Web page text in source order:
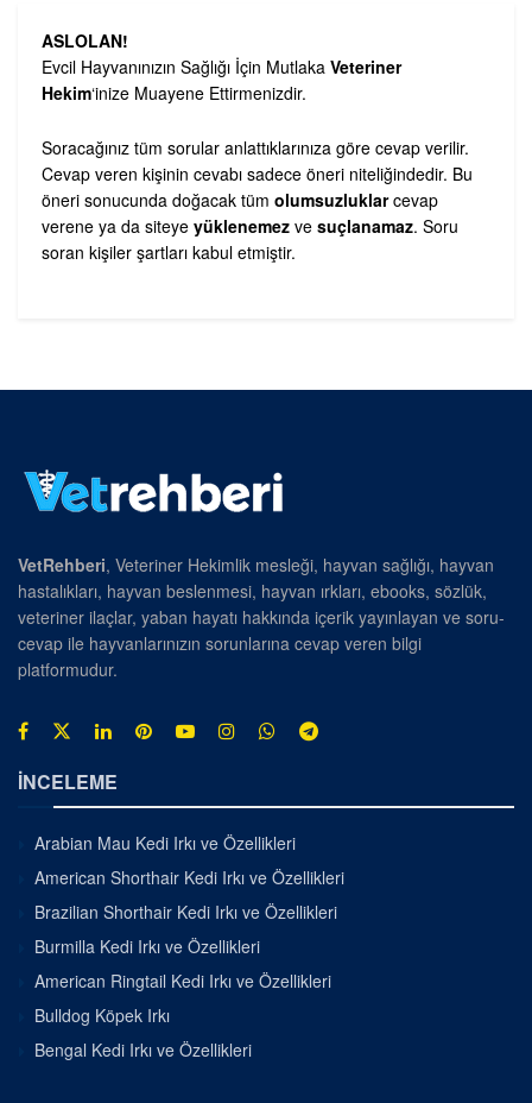
ASLOLAN!
Evcil Hayvanınızın Sağlığı İçin Mutlaka Veteriner
Hekim‘inize Muayene Ettirmenizdir.
Soracağınız tüm sorular anlattıklarınıza göre cevap verilir.
Cevap veren kişinin cevabı sadece öneri niteliğindedir. Bu
öneri sonucunda doğacak tüm olumsuzluklarcevap
verene ya da siteye yüklenemez ve suçlanamaz. Soru
soran kişiler şartları kabul etmiştir.
VetRehberi, Veteriner Hekimlik mesleği, hayvan sağlığı, hayvan
hastalıkları, hayvan beslenmesi, hayvan ırkları, ebooks, sözlük,
veteriner ilaçlar, yaban hayatı hakkında içerik yayınlayan ve soru-
cevap ile hayvanlarınızın sorunlarına cevap veren bilgi
platformudur.
İNCELEME
Arabian Mau Kedi Irkı ve Özellikleri
American Shorthair Kedi Irkı ve Özellikleri
Brazilian Shorthair Kedi Irkı ve Özellikleri
Burmilla Kedi Irkı ve Özellikleri
American Ringtail Kedi Irkı ve Özellikleri
Bulldog Köpek Irkı
Bengal Kedi Irkı ve Özellikleri